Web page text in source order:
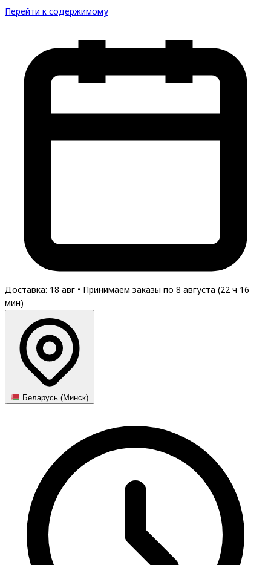
Перейти к содержимому
Доставка: 18 авг • Принимаем заказы по 8 августа (22 ч 16
мин)
Беларусь (Минск)